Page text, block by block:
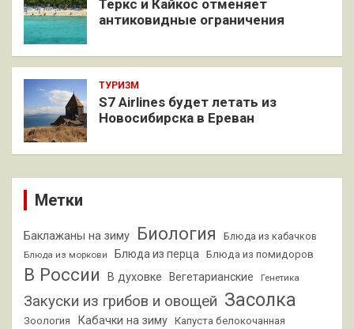
Теркс и Кайкос отменяет
антиковидные ограничения
ТУРИЗМ
S7 Airlines будет летать из
Новосибирска в Ереван
Метки
Баклажаны на зиму Биология Блюда из кабачков
Блюда из моркови Блюда из перца Блюда из помидоров
В России В духовке Вегетарианские Генетика
Закуски из грибов и овощей Засолка
Зоология Кабачки на зиму Капуста белокочанная